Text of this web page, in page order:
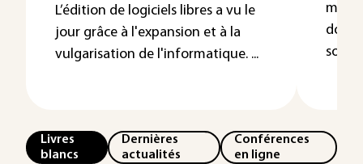
L’édition de logiciels libres a vu le
jour grâce à l'expansion et à la
vulgarisation de l'informatique. ...
doit
son ...
Livres
blancs
Dernières
actualités
Conférences
en ligne